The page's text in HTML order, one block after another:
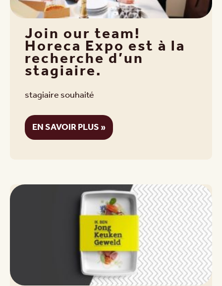
Join our team!
Horeca Expo est à la
recherche d’un
stagiaire.
stagiaire souhaité
EN SAVOIR PLUS »